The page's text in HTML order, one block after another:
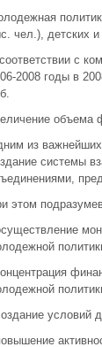
чел.), детских
с
2008 годы в
объема
из
системы
этом
условий